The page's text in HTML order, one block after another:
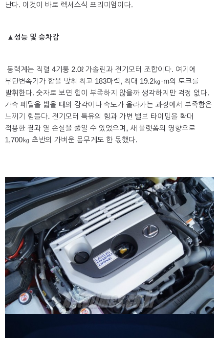
난다. 이것이 바로 렉서스식 프리미엄이다.
▲성능 및 승차감
동력계는 직렬 4기통 2.0ℓ 가솔린과 전기모터 조합이다. 여기에
무단변속기가 합을 맞춰 최고 183마력, 최대 19.2㎏·m의 토크를
발휘한다. 숫자로 보면 힘이 부족하지 않을까 생각하지만 걱정 없다.
가속 페달을 밟을 때의 감각이나 속도가 올라가는 과정에서 부족함은
느끼기 힘들다. 전기모터 특유의 힘과 가변 밸브 타이밍을 확대
적용한 결과 열 손실을 줄일 수 있었으며, 새 플랫폼의 영향으로
1,700㎏ 초반의 가벼운 몸무게도 한 몫했다.